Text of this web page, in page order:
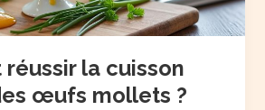
la cuisson
œufs mollets ?